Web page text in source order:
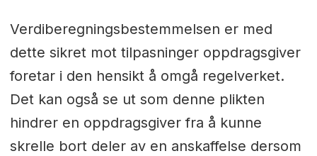
Verdiberegningsbestemmelsen er med
dette sikret mot tilpasninger oppdragsgiver
foretar i den hensikt å omgå regelverket.
Det kan også se ut som denne plikten
hindrer en oppdragsgiver fra å kunne
skrelle bort deler av en anskaffelse dersom